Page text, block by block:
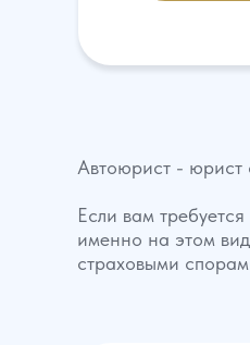
Автоюрист - юрист
Если вам
именно на этом
страховыми